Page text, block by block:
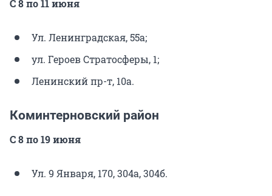
С 8 по 11 июня
Ул. Ленинградская, 55а;
ул. Героев Стратосферы, 1;
Ленинский пр-т, 10а.
Коминтерновский район
С 8 по 19 июня
Ул. 9 Января, 170, 304а, 304б.